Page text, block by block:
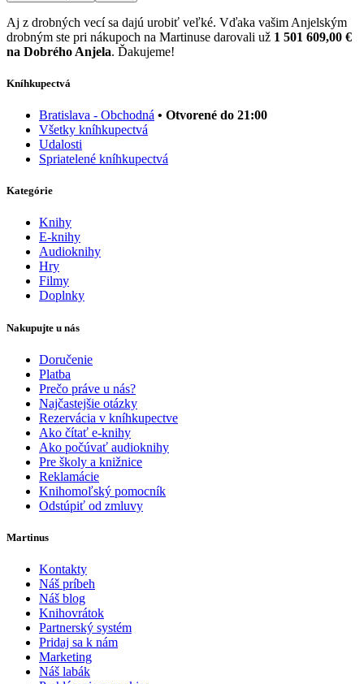
Aj z drobných vecí sa dajú urobiť veľké. Vďaka vašim Anjelským
drobným ste pri nákupoch na Martinuse darovali už 1 501 609,00 €
na Dobrého Anjela. Ďakujeme!
Kníhkupectvá
Bratislava - Obchodná • Otvorené do 21:00
Všetky kníhkupectvá
Udalosti
Spriatelené kníhkupectvá
Kategórie
Knihy
E-knihy
Audioknihy
Hry
Filmy
Doplnky
Nakupujte u nás
Doručenie
Platba
Prečo práve u nás?
Najčastejšie otázky
Rezervácia v kníhkupectve
Ako čítať e-knihy
Ako počúvať audioknihy
Pre školy a knižnice
Reklamácie
Knihomoľský pomocník
Odstúpiť od zmluvy
Martinus
Kontakty
Náš príbeh
Náš blog
Knihovrátok
Partnerský systém
Pridaj sa k nám
Marketing
Náš labák